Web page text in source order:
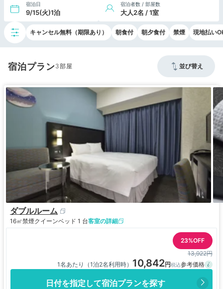
宿泊日
9/15(火)1泊
宿泊者数 / 部屋数
大人2名 / 1室
キャンセル無料（期限あり） 朝食付 朝夕食付 禁煙 現地払い
宿泊プラン3 並び替え
ダブルルーム
16㎡禁煙クイーンベッド 1 台客室の詳細
23%OFF
13,922円
1名あたり（1泊2名利用時） 10,842
日付を指定して宿泊プランを探す